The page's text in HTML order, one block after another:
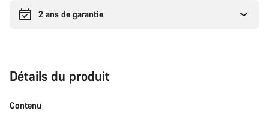
2 ans de garantie
Détails du produit
Contenu